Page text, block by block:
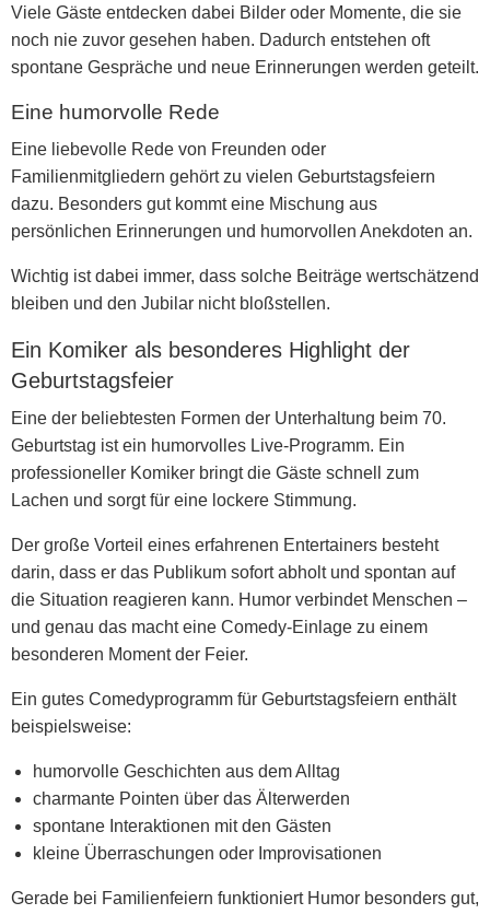
Viele Gäste entdecken dabei Bilder oder Momente, die sie
noch nie zuvor gesehen haben. Dadurch entstehen oft
spontane Gespräche und neue Erinnerungen werden geteilt.
Eine humorvolle Rede
Eine liebevolle Rede von Freunden oder
Familienmitgliedern gehört zu vielen Geburtstagsfeiern
dazu. Besonders gut kommt eine Mischung aus
persönlichen Erinnerungen und humorvollen Anekdoten an.
Wichtig ist dabei immer, dass solche Beiträge wertschätzend
bleiben und den Jubilar nicht bloßstellen.
Ein Komiker als besonderes Highlight der
Geburtstagsfeier
Eine der beliebtesten Formen der Unterhaltung beim 70.
Geburtstag ist ein humorvolles Live-Programm. Ein
professioneller Komiker bringt die Gäste schnell zum
Lachen und sorgt für eine lockere Stimmung.
Der große Vorteil eines erfahrenen Entertainers besteht
darin, dass er das Publikum sofort abholt und spontan auf
die Situation reagieren kann. Humor verbindet Menschen –
und genau das macht eine Comedy-Einlage zu einem
besonderen Moment der Feier.
Ein gutes Comedyprogramm für Geburtstagsfeiern enthält
beispielsweise:
humorvolle Geschichten aus dem Alltag
charmante Pointen über das Älterwerden
spontane Interaktionen mit den Gästen
kleine Überraschungen oder Improvisationen
Gerade bei Familienfeiern funktioniert Humor besonders gut,